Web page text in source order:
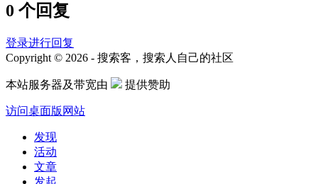
0 个回复
登录进行回复
Copyright © 2026 - 搜索客，搜索人自己的社区
本站服务器及带宽由 提供赞助
访问桌面版网站
发现
活动
文章
发起